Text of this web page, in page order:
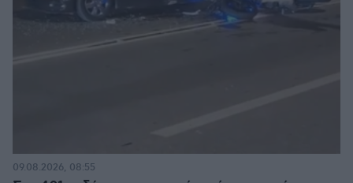
09.08.2026, 08:55